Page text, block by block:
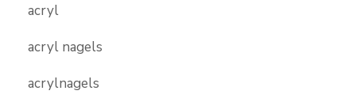
acryl
acryl nagels
acrylnagels